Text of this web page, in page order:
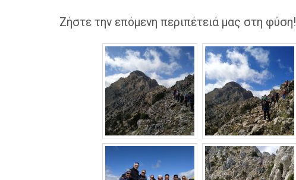
Ζήστε την επόμενη περιπέτειά μας στη φύση!